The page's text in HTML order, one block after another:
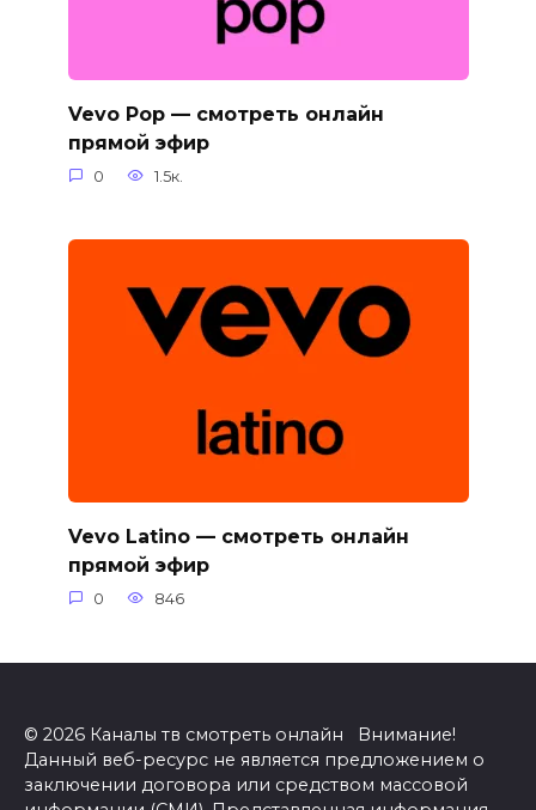
Vevo Pop — смотреть онлайн
прямой эфир
0 1.5к.
Vevo Latino — смотреть онлайн
прямой эфир
0 846
© 2026 Каналы тв смотреть онлайн Внимание!
Данный веб-ресурс не является предложением о
заключении договора или средством массовой